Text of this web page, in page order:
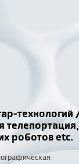
технологий
телепортация,
роботов etc.